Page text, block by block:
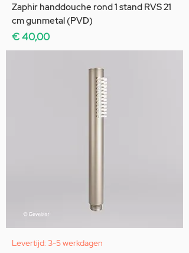
Zaphir handdouche rond 1 stand RVS 21
cm gunmetal (PVD)
Prijs
€ 40,00
Levertijd: 3-5 werkdagen